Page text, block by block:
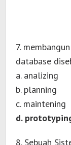
7.
database
a. analizing
b. planning
c. maintening
d.
8. Sebuah